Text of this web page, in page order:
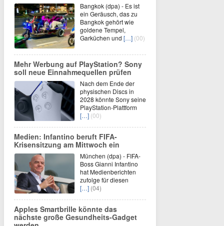
Bangkok (dpa) - Es ist
ein Geräusch, das zu
Bangkok gehört wie
goldene Tempel,
Garküchen und […] (00)
Mehr Werbung auf PlayStation? Sony
soll neue Einnahmequellen prüfen
Nach dem Ende der
physischen Discs in
2028 könnte Sony seine
PlayStation-Plattform
[…] (00)
Medien: Infantino beruft FIFA-
Krisensitzung am Mittwoch ein
München (dpa) - FIFA-
Boss Gianni Infantino
hat Medienberichten
zufolge für diesen
[…] (04)
Apples Smartbrille könnte das
nächste große Gesundheits-Gadget